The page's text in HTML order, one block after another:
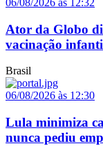
06/08/2026 às 12:32
Ator da Globo
vacinação
Brasil
06/08/2026 às 12:30
Lula minimiza
nunca pediu